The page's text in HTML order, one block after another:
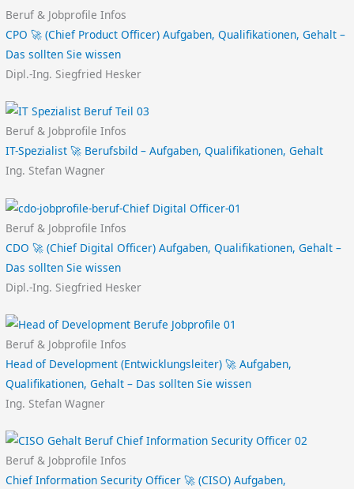
Beruf & Jobprofile Infos
CPO 🚀 (Chief Product Officer) Aufgaben, Qualifikationen, Gehalt –
Das sollten Sie wissen
Dipl.-Ing. Siegfried Hesker
Beruf & Jobprofile Infos
IT-Spezialist 🚀 Berufsbild – Aufgaben, Qualifikationen, Gehalt
Ing. Stefan Wagner
Beruf & Jobprofile Infos
CDO 🚀 (Chief Digital Officer) Aufgaben, Qualifikationen, Gehalt –
Das sollten Sie wissen
Dipl.-Ing. Siegfried Hesker
Beruf & Jobprofile Infos
Head of Development (Entwicklungsleiter) 🚀 Aufgaben,
Qualifikationen, Gehalt – Das sollten Sie wissen
Ing. Stefan Wagner
Beruf & Jobprofile Infos
Chief Information Security Officer 🚀 (CISO) Aufgaben,